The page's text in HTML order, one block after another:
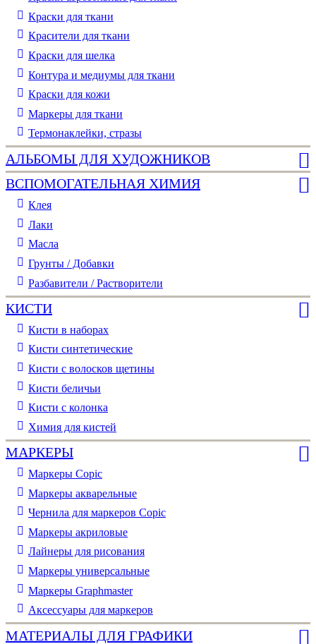
Краски для ткани
Красители для ткани
Краски для шелка
Контура и медиумы для ткани
Краски для кожи
Маркеры для ткани
Термонаклейки, стразы
АЛЬБОМЫ ДЛЯ ХУДОЖНИКОВ
ВСПОМОГАТЕЛЬНАЯ ХИМИЯ
Клея
Лаки
Масла
Грунты / Добавки
Разбавители / Растворители
КИСТИ
Кисти в наборах
Кисти синтетические
Кисти с волосков щетины
Кисти беличьи
Кисти с колонка
Химия для кистей
МАРКЕРЫ
Маркеры Copic
Маркеры акварельные
Чернила для маркеров Copic
Маркеры акриловые
Лайнеры для рисования
Маркеры универсальные
Маркеры Graphmaster
Аксессуары для маркеров
МАТЕРИАЛЫ ДЛЯ ГРАФИКИ